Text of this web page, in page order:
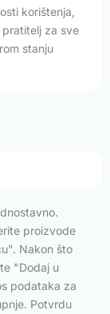
korištenja,
za sve
stanju
proizvode
Nakon što
"Dodaj u
podataka za
Potvrdu